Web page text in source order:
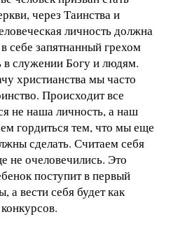
через Таинства и
личность должна
себе запятнанный грехом
в служении Богу и людям.
христианства мы часто
Происходит все
не наша личность, а наш
гордиться тем, что мы еще
сделать. Считаем себя
очеловечились. Это
поступит в первый
а вести себя будет как